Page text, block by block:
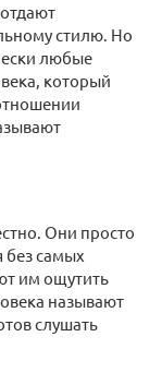
стилю. Но
любые
который
Они просто
без самых
им ощутить
называют
слушать